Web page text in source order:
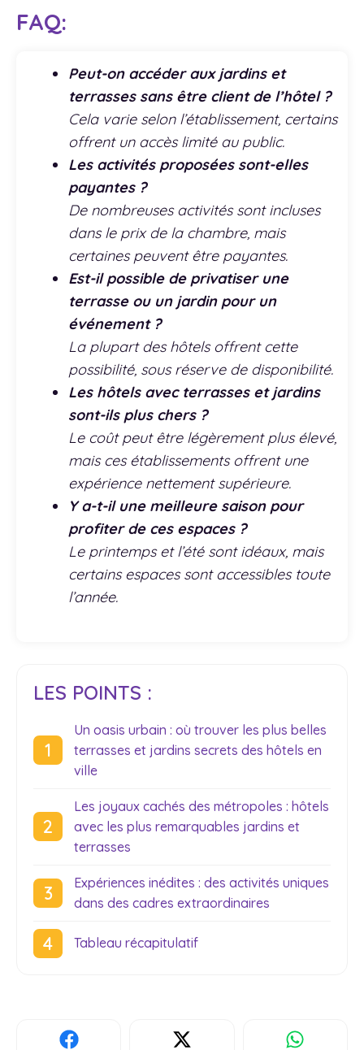
FAQ:
Peut-on accéder aux jardins et
terrasses sans être client de l’hôtel ?
Cela varie selon l’établissement, certains
offrent un accès limité au public.
Les activités proposées sont-elles
payantes ?
De nombreuses activités sont incluses
dans le prix de la chambre, mais
certaines peuvent être payantes.
Est-il possible de privatiser une
terrasse ou un jardin pour un
événement ?
La plupart des hôtels offrent cette
possibilité, sous réserve de disponibilité.
Les hôtels avec terrasses et jardins
sont-ils plus chers ?
Le coût peut être légèrement plus élevé,
mais ces établissements offrent une
expérience nettement supérieure.
Y a-t-il une meilleure saison pour
profiter de ces espaces ?
Le printemps et l’été sont idéaux, mais
certains espaces sont accessibles toute
l’année.
LES POINTS :
Un oasis urbain : où trouver les plus belles
terrasses et jardins secrets des hôtels en
ville
Les joyaux cachés des métropoles : hôtels
avec les plus remarquables jardins et
terrasses
Expériences inédites : des activités uniques
dans des cadres extraordinaires
Tableau récapitulatif